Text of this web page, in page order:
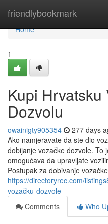
friendlybookmark
Home
Home
1
Kupi Hrvatsku
Dozvolu
owainigty905354 277 days
Ako namjeravate da ste dio
dobijanje vozačke dozvole. To
omogućava da upravljate
Postupak za dobivanje vozačke
https://directoryrec.com/
vozačku-dozvole
Comments
Who